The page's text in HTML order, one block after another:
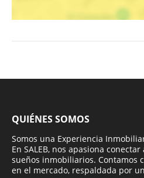
QUIÉNES SOMOS
Somos una Experiencia
En SALEB, nos apasiona
sueños inmobiliarios. Contamos
en el mercado, respaldada por